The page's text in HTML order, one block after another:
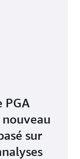
PGA
nouveau
sur